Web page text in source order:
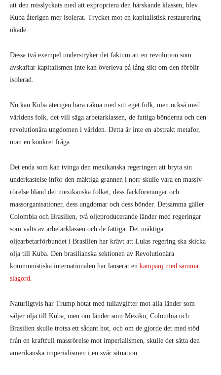
att den misslyckats med att expropriera den härskande klassen, blev
Kuba återigen mer isolerat. Trycket mot en kapitalistisk restaurering
ökade.
Dessa två exempel understryker det faktum att en revolution som
avskaffar kapitalismen inte kan överleva på lång sikt om den förblir
isolerad.
Nu kan Kuba återigen bara räkna med sitt eget folk, men också med
världens folk, det vill säga arbetarklassen, de fattiga bönderna och den
revolutionära ungdomen i världen. Detta är inte en abstrakt metafor,
utan en konkret fråga.
Det enda som kan tvinga den mexikanska regeringen att bryta sin
underkastelse inför den mäktiga grannen i norr skulle vara en massiv
rörelse bland det mexikanska folket, dess fackföreningar och
massorganisationer, dess ungdomar och dess bönder. Detsamma gäller
Colombia och Brasilien, två oljeproducerande länder med regeringar
som valts av arbetarklassen och de fattiga. Det mäktiga
oljearbetarförbundet i Brasilien har krävt att Lulas regering ska skicka
olja till Kuba. Den brasilianska sektionen av Revolutionära
kommunistiska internationalen har lanserat en kampanj med samma
slagord
Naturligtvis har Trump hotat med tullavgifter mot alla länder som
säljer olja till Kuba, men om länder som Mexiko, Colombia och
Brasilien skulle trotsa ett sådant hot, och om de gjorde det med stöd
från en kraftfull massrörelse mot imperialismen, skulle det sätta den
amerikanska imperialismen i en svår situation.